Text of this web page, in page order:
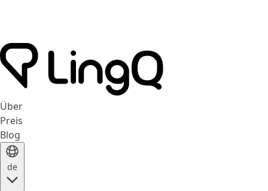
Über
Preis
Blog
de